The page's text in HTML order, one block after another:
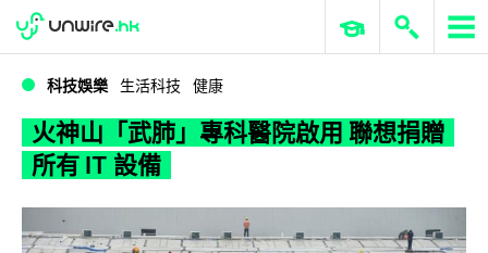
WWDC 2026 ERP 與商業 AI
科技娛樂 生活科技 健康
火神山「武肺」專科醫院啟用 聯想捐贈
所有 IT 設備